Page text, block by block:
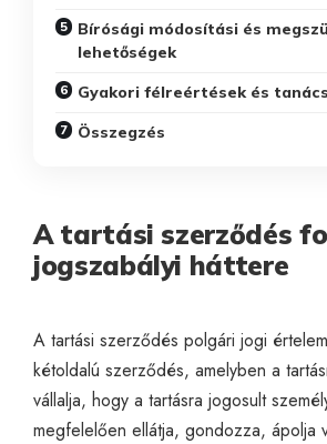
Bírósági módosítási és
lehetőségek
Gyakori félreértések és
Összegzés
A tartási szerződés
jogszabályi háttere
A tartási szerződés polgári jogi
kétoldalú szerződés, amelyben a
vállalja, hogy a tartásra jogosult
megfelelően ellátja, gondozza, ápolja